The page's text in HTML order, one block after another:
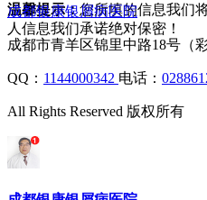
温馨提示：您所填的信息我们
人信息我们承诺绝对保密！
成都银康银屑病医院
成都市青羊区锦里中路18号（
QQ： 1144000342 电话：
All Rights Reserved 版权所有